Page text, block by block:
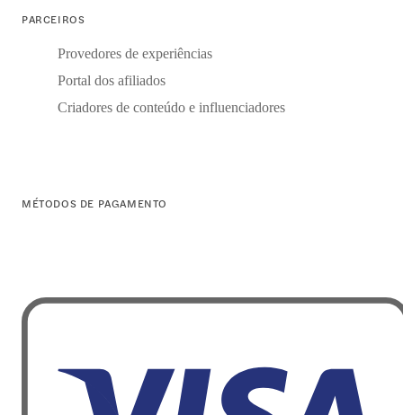
PARCEIROS
Provedores de experiências
Portal dos afiliados
Criadores de conteúdo e influenciadores
MÉTODOS DE PAGAMENTO